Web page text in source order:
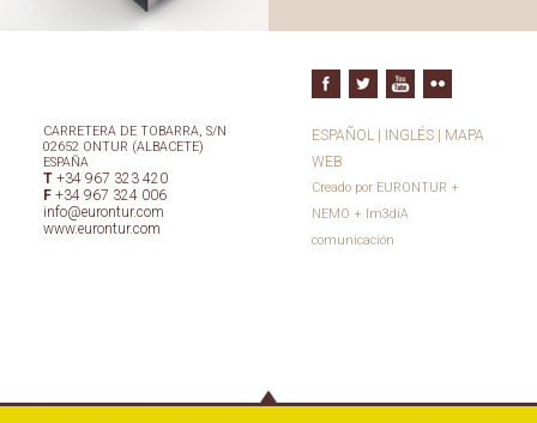
CARRETERA DE TOBARRA, S/N
02652 ONTUR (ALBACETE)
ESPAÑA
T +34 967 323 420
F +34 967 324 006
info@eurontur.com
www.eurontur.com
ESPAÑOL | INGLÉS | MAPA
WEB
Creado por EURONTUR +
NEMO + Im3diA
comunicación